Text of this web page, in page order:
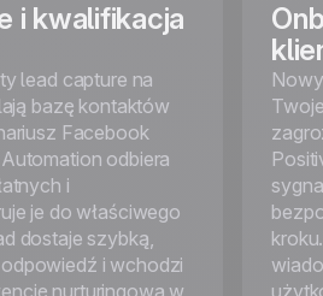
i kwalifikacja
lead capture na
bazę kontaktów
Facebook
odbiera
i
je do właściwego
dostaje szybką,
i wchodzi